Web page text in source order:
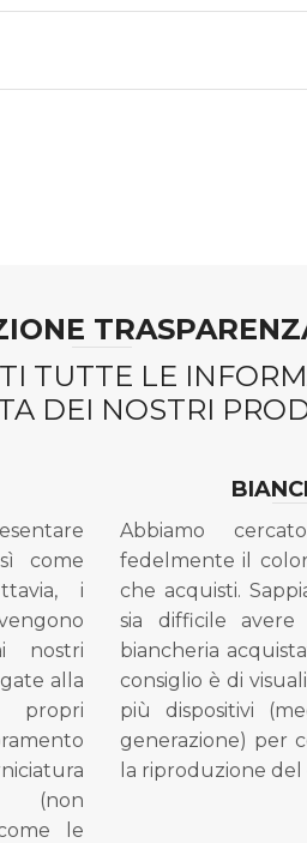
TUTTE LE
DEI NOSTRI
come
i
nostri
alla
propri
(non
le
Abbiamo
fedelmente il
che acquisti.
sia difficile
biancheria
consiglio è di
più dispositivi
generazione) per
la riproduzione del